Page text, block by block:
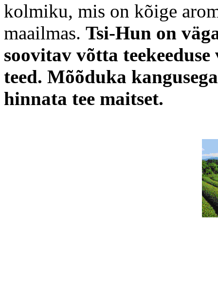
kolmiku, mis on kõige
maailmas. Tsi-Hun on
soovitav võtta
teed. Mõõduka
hinnata tee maitset.